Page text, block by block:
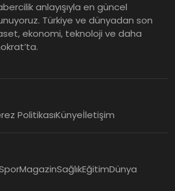
anlayışıyla en güncel
Türkiye ve dünyadan son
ekonomi, teknoloji ve daha
PolitikasıKünyeİletişim
MagazinSağlıkEğitimDünya